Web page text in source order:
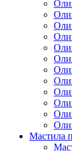
Мастила